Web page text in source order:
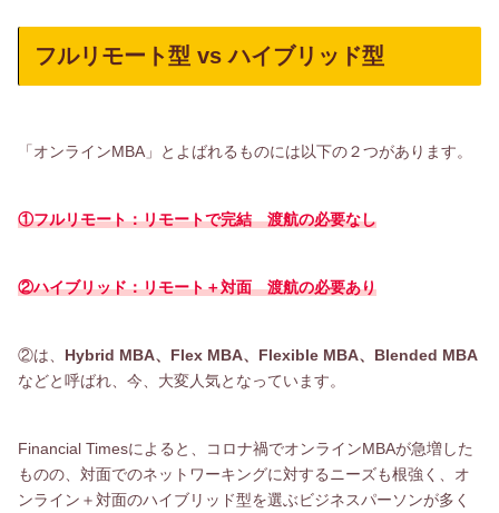
フルリモート型 vs ハイブリッド型
「オンラインMBA」とよばれるものには以下の２つがあります。
①フルリモート：リモートで完結渡航の必要なし
②ハイブリッド：リモート＋対面 渡航の必要あり
②は、 Hybrid MBA、Flex MBA、Flexible MBA、Blended MBA
などと呼ばれ、今、大変人気となっています。
Financial Timesによると、コロナ禍でオンラインMBAが急増した
ものの、対面でのネットワーキングに対するニーズも根強く、オ
ンライン＋対面のハイブリッド型を選ぶビジネスパーソンが多く